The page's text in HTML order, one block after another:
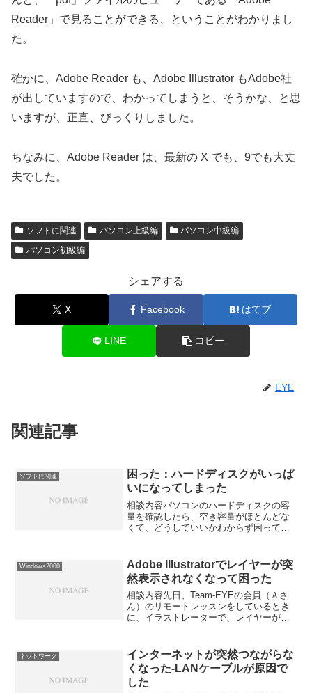
Reader」で見ることができる、ということがわかりまし
た。
確かに、Adobe Reader も、Adobe Illustrator もAdobe社
が出していますので、わかってしまうと、そうかな、と思
いますが、正直、びっくりしました。
ちなみに、Adobe Reader は、最新の X でも、9でも大丈
夫でした。
ソフトに関連 パソコン上級編
パソコン中級編
パソコン初級編
シェアする
X Facebook はてブ
LINE コピー
EYE
関連記事
ソフトに関連
困った：ハードディスクがいっぱ
いになってしまった
相談内容パソコンのハードディスクの容
量を確認したら、空き容量がほとんどな
くて、どうしていいかわからず困ってい
た場合には、必ず、あるソフトを利用し
て、本人にも確認してもら...
Windows2000
Adobe Illustratorでレイヤーが突
然表示されなくなって困った
相談内容先日、Team-EYEの会員（Ａさ
ん）のリモートレッスンをしているとき
に、イラストレーターで、レイヤーが表
（Ｂさん）にも同じ相談を受けて、下記
のように解決しま...
ネットワーク
インターネットが突然つながらな
くなった-LANケーブルが原因で
した